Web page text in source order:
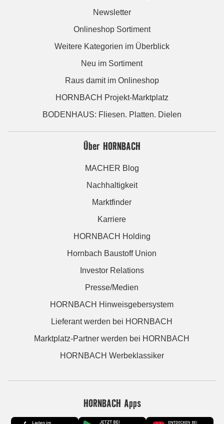
Newsletter
Onlineshop Sortiment
Weitere Kategorien im Überblick
Neu im Sortiment
Raus damit im Onlineshop
HORNBACH Projekt-Marktplatz
BODENHAUS: Fliesen. Platten. Dielen
Über HORNBACH
MACHER Blog
Nachhaltigkeit
Marktfinder
Karriere
HORNBACH Holding
Hornbach Baustoff Union
Investor Relations
Presse/Medien
HORNBACH Hinweisgebersystem
Lieferant werden bei HORNBACH
Marktplatz-Partner werden bei HORNBACH
HORNBACH Werbeklassiker
HORNBACH Apps